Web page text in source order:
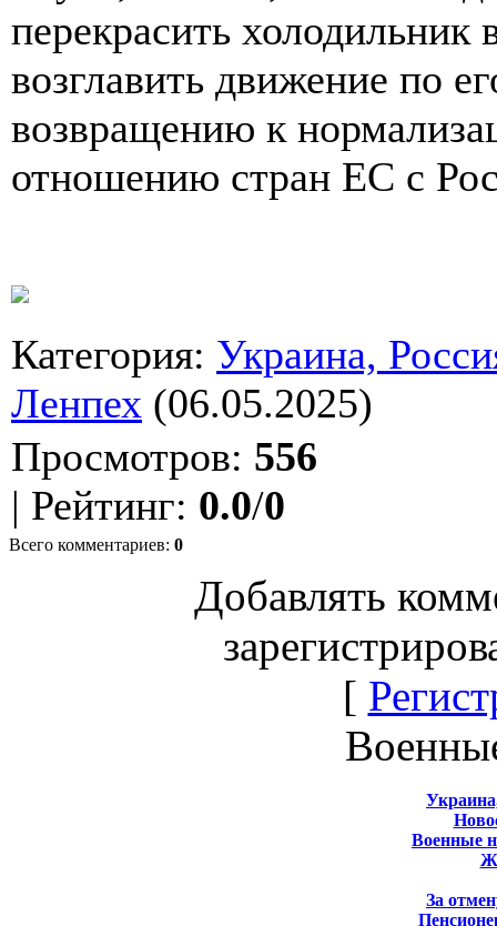
перекрасить
возглавить движение по
возвращению к
отношению стран ЕС с
Категория: Украина,
Ленпех (06.05.2025)
Просмотров: 556
| Рейтинг: 0.0/0
Всего комментариев: 0
Добавлять
[
Военные
За